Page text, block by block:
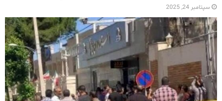
سپتامبر 24, 2025